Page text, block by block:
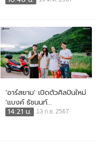
‘อาร์สยาม’ เปิดตัวศิลปินใหม่
‘แบงค์ ธัชนนท์...
14:21 น.
13 ก.ย. 2567